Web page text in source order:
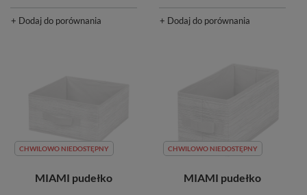
+ Dodaj do porównania + Dodaj do porównania
CHWILOWO NIEDOSTĘPNY
MIAMI pudełko
CHWILOWO NIEDOSTĘPNY
MIAMI pudełko